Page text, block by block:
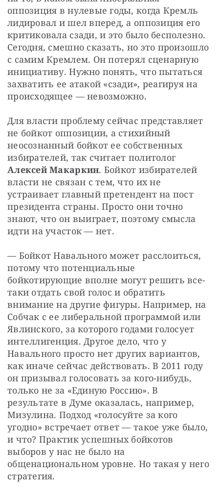
оппозиция в нулевые годы, когда Кремль
лидировал и шел вперед, а оппозиция его
критиковала сзади, и это было бесполезно.
Сегодня, смешно сказать, но это произошло
с самим Кремлем. Он потерял сценарную
инициативу. Нужно понять, что пытаться
захватить ее атакой «сзади», реагируя на
происходящее — невозможно.
Для власти проблему сейчас представляет
не бойкот оппозиции, а стихийный
неосознанный бойкот ее собственных
Алексей Макаркин. Бойкот избирателей
власти не связан с тем, что их не
устраивает главный претендент на пост
президента страны. Просто они точно
знают, что он выиграет, поэтому смысла
идти на участок — нет.
— Бойкот Навального может расслоиться,
потому что потенциальные
бойкотирующие вполне могут решить все-
таки отдать свой голос и обратить
внимание на другие фигуры. Например, на
Собчак с ее либеральной программой или
Явлинского, за которого годами голосует
интеллигенция. Другое дело, что у
Навального просто нет других вариантов,
как иначе сейчас действовать. В 2011 году
он призывал голосовать за кого-нибудь,
только не за «Единую Россию». В
результате в Думе оказалась, например,
Мизулина. Подход «голосуйте за кого
угодно» встречает ответ — такое уже было,
и что? Практик успешных бойкотов
выборов у нас не было на
общенациональном уровне. Но такая у него
стратегия.